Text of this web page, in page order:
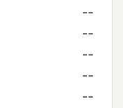
--
--
--
--
--